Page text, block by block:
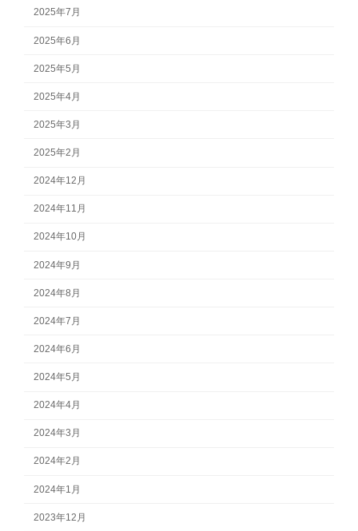
2025年7月
2025年6月
2025年5月
2025年4月
2025年3月
2025年2月
2024年12月
2024年11月
2024年10月
2024年9月
2024年8月
2024年7月
2024年6月
2024年5月
2024年4月
2024年3月
2024年2月
2024年1月
2023年12月